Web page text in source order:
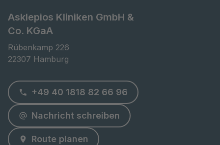
Asklepios Kliniken GmbH &
Co. KGaA
Rübenkamp 226
22307 Hamburg
+49 40 1818 82 66 96
Nachricht schreiben
Route planen